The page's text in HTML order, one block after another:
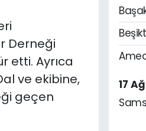
Derneği
etti. Ayrıca
ve ekibine,
geçen
17